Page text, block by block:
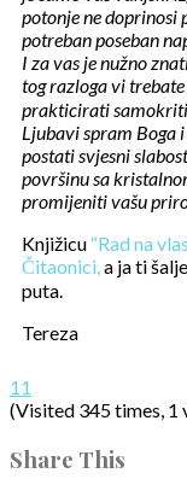
potonje ne doprinosi
potreban poseban
I za vas je nužno
tog razloga vi
prakticirati
Ljubavi spram Boga
postati svjesni
površinu sa
promijeniti vašu
Knjižicu “Rad na
Čitaonici,a ja ti
puta.
Tereza
11
(Visited 345 times, 1
Share This